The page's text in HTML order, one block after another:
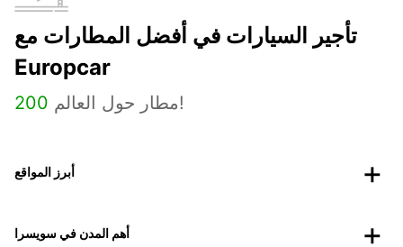
تأجير السيارات في أفضل المطارات مع
Europcar
200 مطار حول العالم!
أبرز المواقع
أهم المدن في سويسرا